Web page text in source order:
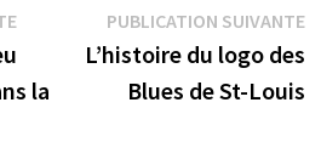
Publication
précédente :
la
PUBLICATION SUIVANTE
L’histoire du logo des
Blues de St-Louis